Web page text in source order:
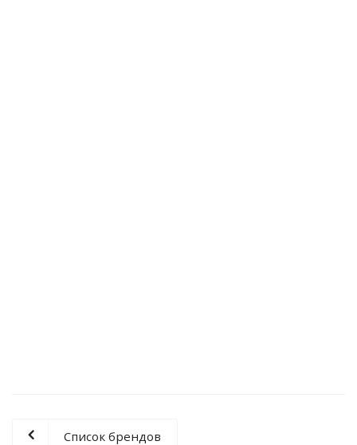
Список брендов